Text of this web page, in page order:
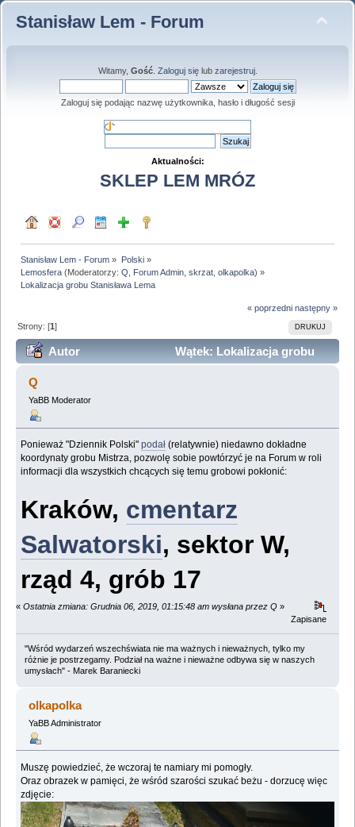
Stanisław Lem - Forum
Witamy, Gość. Zaloguj sięlub zarejestruj.
Zaloguj się podając nazwę użytkownika, hasło i długość sesji
Aktualności:
SKLEP LEM MRÓZ
Stanisław Lem - Forum » Polski»
Lemosfera (Moderatorzy:Q Forum Admin ,skrzat ,olkapolka) »
Lokalizacja grobu Stanisława Lema
« poprzedni następny »
DRUKUJ
Strony: [1]
Autor
Wątek: Lokalizacja grobu
Stanisława Lema (Przeczytany 73052 razy)
Q
YaBB Moderator
Ponieważ "Dziennik Polski"podał (relatywnie) niedawno dokładne
koordynaty grobu Mistrza, pozwolę sobie powtórzyć je na Forum w roli
informacji dla wszystkich chcących się temu grobowi pokłonić:
Kraków, cmentarz
Salwatorski, sektor W,
rząd 4, grób 17
« Ostatnia zmiana: Grudnia 06, 2019, 01:15:48 am wysłana przez Q »
Zapisane
"Wśród wydarzeń wszechświata nie ma ważnych i nieważnych, tylko my
różnie je postrzegamy. Podział na ważne i nieważne odbywa się w naszych
umysłach" - Marek Baraniecki
olkapolka
YaBB Administrator
Muszę powiedzieć, że wczoraj te namiary mi pomogły.
Oraz obrazek w pamięci, że wśród szarości szukać beżu - dorzucę więc
zdjęcie: